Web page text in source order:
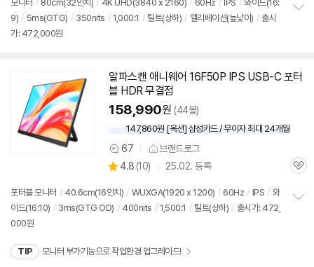
뷰
모니터 / 80cm(32인치) / 4K UHD(3840 x 2160) / 60Hz / IPS / 와이드(16:
9) / 5ms(GTG) / 350nits / 1,000:1 / 틸트(상하) / 엘리베이션(높낮이) / 출시
가: 472,000원
기
알파스캔 애니웨어 16F50P IPS USB-C 포터
블 HDR 무결점
158,990원 (44몰)
147,860원 [옥션] 삼성카드 / 무이자 최대 24개월
상
품
견
67 브랜드로그
별
점
4.8 (상
리
뷰
10) 25.02. 등록
관
포터블모니터 / 40.6cm(16인치) / WUXGA(1920 x 1200) / 60Hz / IPS / 와
이드(16:10) / 3ms(GTG OD) / 400nits / 1,500:1 / 틸트(상하) / 출시가: 472,
000원
TIP 모니터 부가기능으로 작업환경 업그레이드!